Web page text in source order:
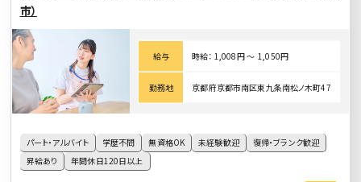
市）
パート・アルバイト 学歴不問 無資格OK 未経験歓迎
復帰・ブランク歓迎
昇給あり
年間休日120日以上
給与 時給： 1,008円 〜 1,050円
勤務地 京都府京都市南区東九条南松ノ木町47